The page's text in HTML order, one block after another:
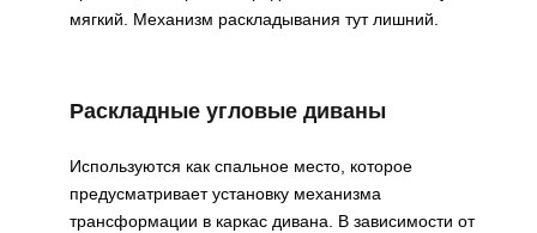
мягкий. Механизм раскладывания тут лишний.
Раскладные угловые диваны
Используются как спальное место, которое
предусматривает установку механизма
трансформации в каркас дивана. В зависимости от